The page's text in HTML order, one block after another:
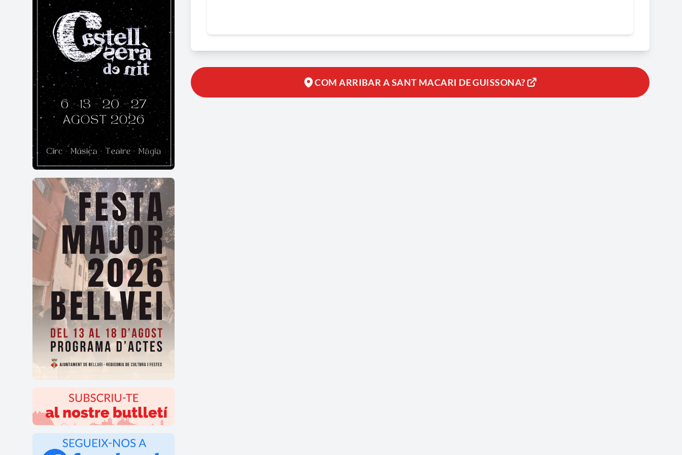
COM ARRIBAR A SANT MACARI DE GUISSONA?